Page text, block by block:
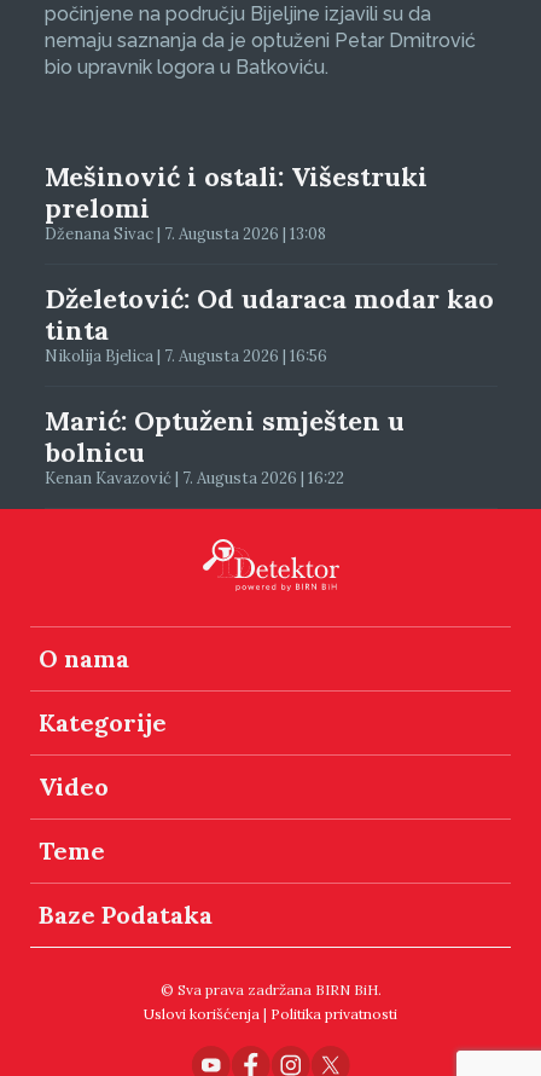
počinjene na području Bijeljine izjavili su da
nemaju saznanja da je optuženi Petar Dmitrović
bio upravnik logora u Batkoviću.
Mešinović i ostali: Višestruki
prelomi
Dženana Sivac | 7. Augusta 2026 | 13:08
Dželetović: Od udaraca modar kao
tinta
Nikolija Bjelica | 7. Augusta 2026 | 16:56
Marić: Optuženi smješten u
bolnicu
Kenan Kavazović | 7. Augusta 2026 | 16:22
O nama
Kategorije
Video
Teme
Baze Podataka
© Sva prava zadržana BIRN BiH.
Uslovi korišćenja | Politika privatnosti